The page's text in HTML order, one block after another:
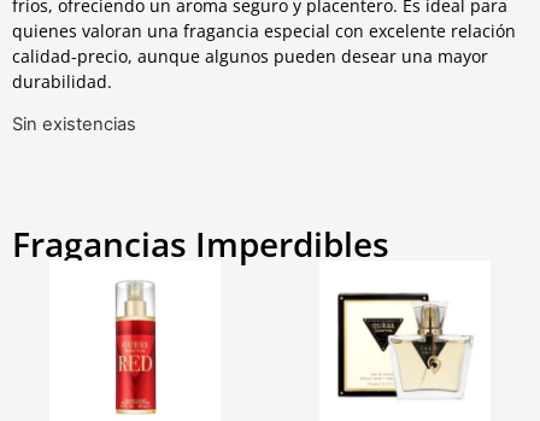
fríos, ofreciendo un aroma seguro y placentero. Es ideal para
quienes valoran una fragancia especial con excelente relación
calidad-precio, aunque algunos pueden desear una mayor
durabilidad.
Sin existencias
Fragancias Imperdibles